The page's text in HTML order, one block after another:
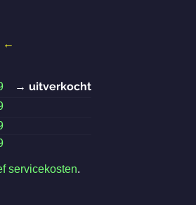
←
→ uitverkocht
servicekosten.